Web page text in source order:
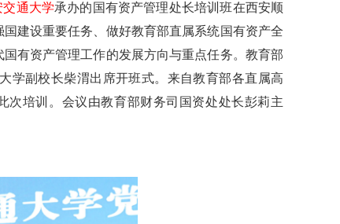
交通大学承办的国有资产管理处长培训班在西安顺
建设重要任务、做好教育部直属系统国有资产全
有资产管理工作的发展方向与重点任务。教育部
学副校长柴渭出席开班式。来自教育部各直属高
次培训。会议由教育部财务司国资处处长彭莉主